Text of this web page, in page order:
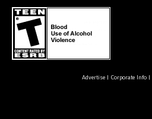
Advertise| Corporate Info|